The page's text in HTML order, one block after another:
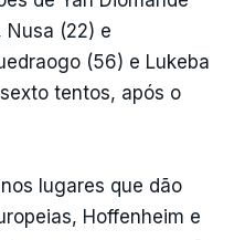
Nusa (22) e
(56) e Lukeba
tentos, após o
lugares que dão
Hoffenheim e